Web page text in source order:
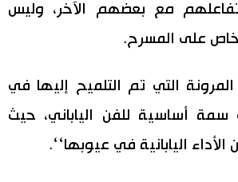
تفاعلهم مع بعضهم الآخر، وليس
على المسرح.
التي تم التلميح إليها في
أساسية للفن الياباني، حيث
اليابانية في عيوبها‘‘.